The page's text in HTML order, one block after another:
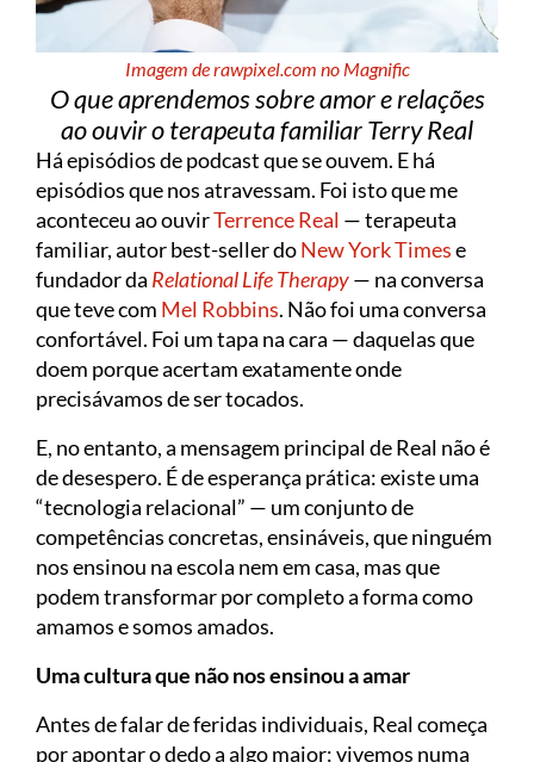
Imagem de rawpixel.com no Magnific
O que aprendemos sobre amor e relações
ao ouvir o terapeuta familiar Terry Real
Há episódios de podcast que se ouvem. E há
episódios que nos atravessam. Foi isto que me
aconteceu ao ouvirTerrence Real — terapeuta
familiar, autor best-seller doNew York Timese
fundador da Relational Life Therapy— na conversa
que teve com Mel Robbins. Não foi uma conversa
confortável. Foi um tapa na cara — daquelas que
doem porque acertam exatamente onde
precisávamos de ser tocados.
E, no entanto, a mensagem principal de Real não é
de desespero. É de esperança prática: existe uma
“tecnologia relacional” — um conjunto de
competências concretas, ensináveis, que ninguém
nos ensinou na escola nem em casa, mas que
podem transformar por completo a forma como
amamos e somos amados.
Uma cultura que não nos ensinou a amar
Antes de falar de feridas individuais, Real começa
por apontar o dedo a algo maior: vivemos numa